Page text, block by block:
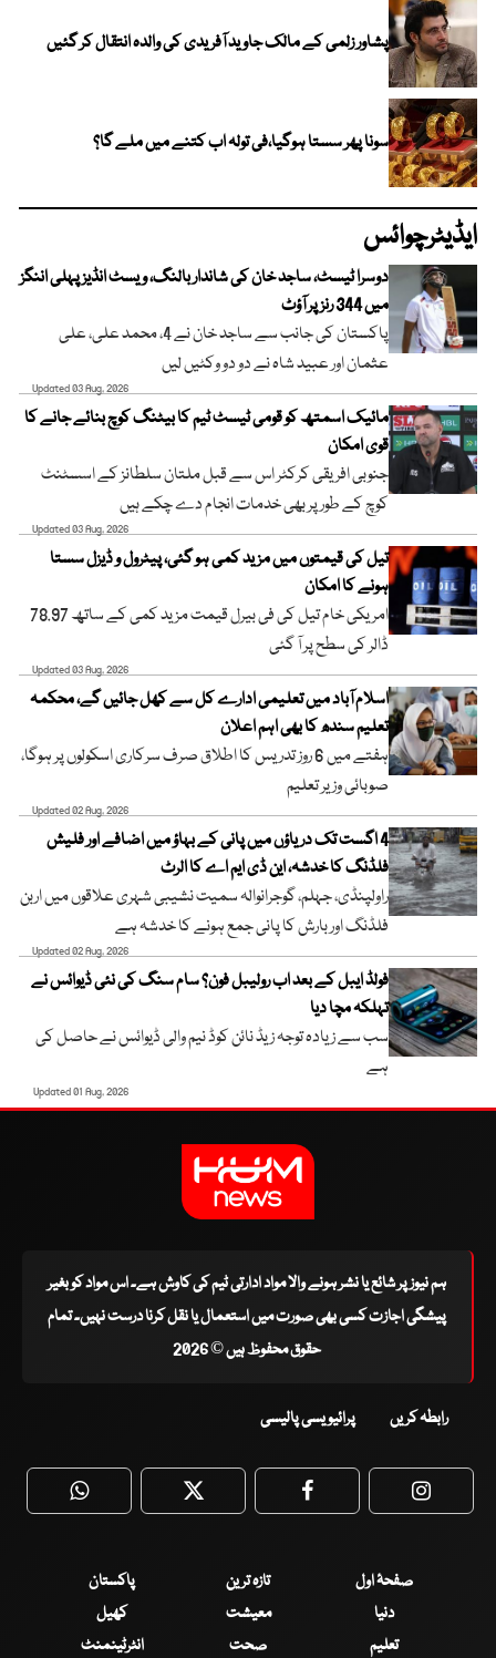
پشاور زلمی کے مالک جاوید آفریدی کی والدہ انتقال کر گئیں
سونا پھر سستا ہوگیا،فی تولہ اب کتنے میں ملے گا؟
ایڈیٹرچوائس
دوسرا ٹیسٹ، ساجد خان کی شاندار بالنگ، ویسٹ انڈیز پہلی اننگز
میں 344 رنز پر آؤٹ
پاکستان کی جانب سے ساجد خان نے 4، محمد علی، علی
عثمان اور عبید شاہ نے دو دو وکٹیں لیں
Updated 03 Aug, 2026
مائیک اسمتھ کو قومی ٹیسٹ ٹیم کا بیٹنگ کوچ بنائے جانے کا
قوی امکان
جنوبی افریقی کرکٹر اس سے قبل ملتان سلطانز کے اسسٹنٹ
کوچ کے طور پر بھی خدمات انجام دے چکے ہیں
Updated 03 Aug, 2026
تیل کی قیمتوں میں مزید کمی ہو گئی، پیٹرول و ڈیزل سستا
ہونے کا امکان
امریکی خام تیل کی فی بیرل قیمت مزید کمی کے ساتھ 78.97
ڈالر کی سطح پر آ گئی
Updated 03 Aug, 2026
اسلام آباد میں تعلیمی ادارے کل سے کھل جائیں گے، محکمہ
تعلیم سندھ کا بھی اہم اعلان
ہفتے میں 6 روز تدریس کا اطلاق صرف سرکاری اسکولوں پر ہوگا،
صوبائی وزیر تعلیم
Updated 02 Aug, 2026
4 اگست تک دریاؤں میں پانی کے بہاؤ میں اضافے اور فلیش
فلڈنگ کا خدشہ، این ڈی ایم اے کا الرٹ
راولپنڈی، جہلم، گوجرانوالہ سمیت نشیبی شہری علاقوں میں اربن
فلڈنگ اور بارش کا پانی جمع ہونے کا خدشہ ہے
Updated 02 Aug, 2026
فولڈ ایبل کے بعد اب رولیبل فون؟ سام سنگ کی نئی ڈیوائس نے
تہلکہ مچا دیا
سب سے زیادہ توجہ زیڈ نائن کوڈ نیم والی ڈیوائس نے حاصل کی
ہے
Updated 01 Aug, 2026
ہم نیوز پر شائع یا نشر ہونے والا مواد ادارتی ٹیم کی کاوش ہے۔ اس مواد کو بغیر
پیشگی اجازت کسی بھی صورت میں استعمال یا نقل کرنا درست نہیں۔ تمام
حقوق محفوظ ہیں © 2026
رابطہ کریں پرائیویسی پالیسی
WhatsApp Twitter Facebook
صفحۂ اول تازہ ترین
پاکستان
دنیا
معیشت
کھیل
تعلیم
صحت انٹرٹینمنٹ